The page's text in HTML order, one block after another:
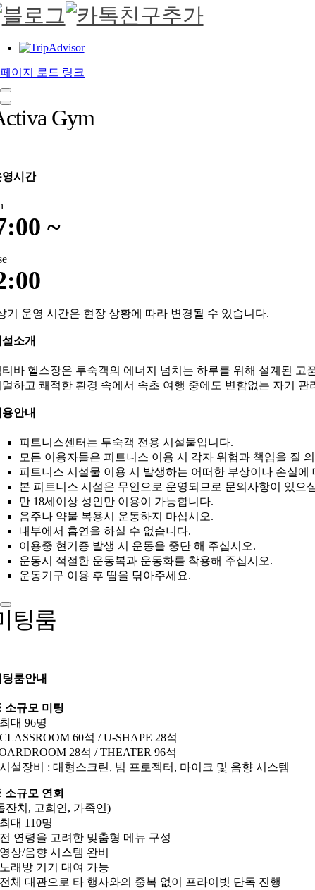
페이지 로드 링크
Gym
시간
~
운영 시간은 현장 상황에 따라 변경될 수 있습니다.
소개
바 헬스장은 투숙객의 에너지 넘치는 하루를 위해 설계된 고
하고 쾌적한 환경 속에서 속초 여행 중에도 변함없는 자기
안내
피트니스센터는 투숙객 전용 시설물입니다.
모든 이용자들은 피트니스 이용 시 각자 위험과 책임을 질
피트니스 시설물 이용 시 발생하는 어떠한 부상이나 손실에
본 피트니스 시설은 무인으로 운영되므로 문의사항이 있
만 18세이상 성인만 이용이 가능합니다.
음주나 약물 복용시 운동하지 마십시오.
내부에서 흡연을 하실 수 없습니다.
이용중 현기증 발생 시 운동을 중단 해 주십시오.
운동시 적절한 운동복과 운동화를 착용해 주십시오.
운동기구 이용 후 땀을 닦아주세요.
팅룸
룸안내
규모 미팅
대 96명
60석 / U-SHAPE 28석
28석 / THEATER 96석
설장비 : 대형스크린, 빔 프로젝터, 마이크 및 음향 시스템
규모 연회
잔치, 고희연, 가족연)
대 110명
연령을 고려한 맞춤형 메뉴 구성
상/음향 시스템 완비
래방 기기 대여 가능
체 대관으로 타 행사와의 중복 없이 프라이빗 단독 진행